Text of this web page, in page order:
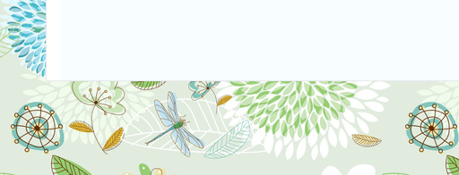
о
т
в
т
о
в